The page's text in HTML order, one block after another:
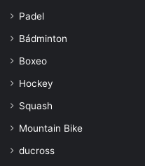
Padel
Bádminton
Boxeo
Hockey
Squash
Mountain Bike
ducross